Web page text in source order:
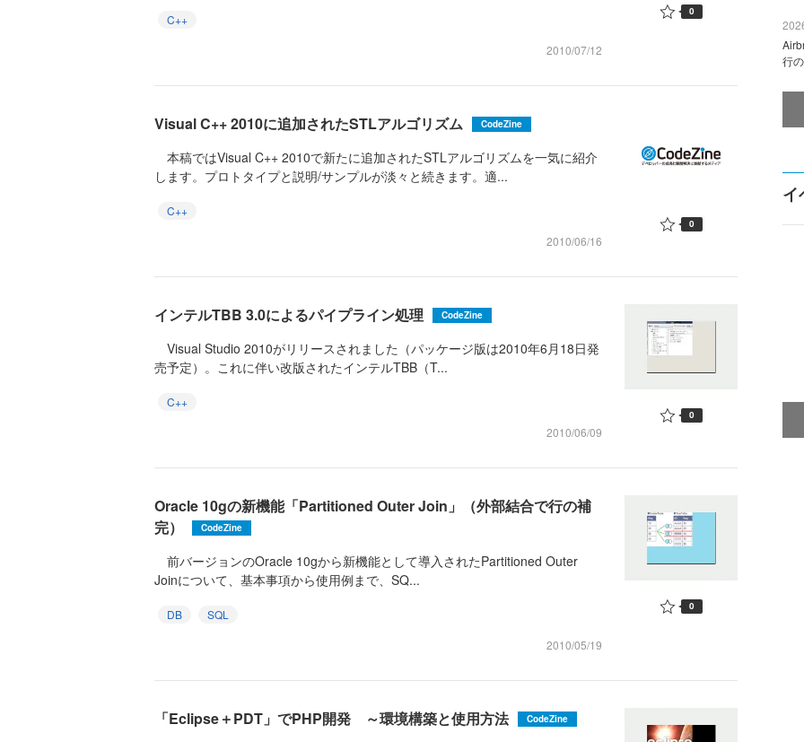
C++
2010/07/12
0
Visual C++ 2010に追加されたSTLアルゴリズム CodeZine
本稿ではVisual C++ 2010で新たに追加されたSTLアルゴリズムを一気に紹介
します。プロトタイプと説明/サンプルが淡々と続きます。適...
C++
2010/06/16
0
インテルTBB 3.0によるパイプライン処理 CodeZine
Visual Studio 2010がリリースされました（パッケージ版は2010年6月18日発
売予定）。これに伴い改版されたインテルTBB（T...
C++
2010/06/09
0
Oracle 10gの新機能「Partitioned Outer Join」（外部結合で行の補
完）
CodeZine
前バージョンのOracle 10gから新機能として導入されたPartitioned Outer
Joinについて、基本事項から使用例まで、SQ...
DB
SQL
2010/05/19
0
「Eclipse＋PDT」でPHP開発 ～環境構築と使用方法 CodeZine
行
イ